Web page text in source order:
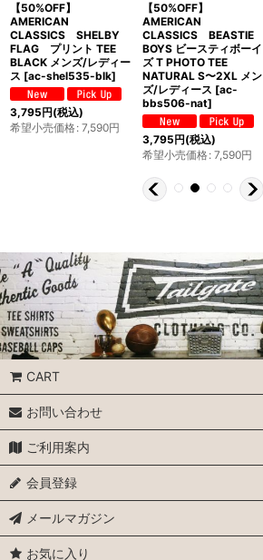
【50%OFF】
AMERICAN
CLASSICS SHELBY
FLAG プリント TEE
BLACK メンズ/レディー
ス [ac-shel535-blk]
3,795円(税込)
希望小売価格: 7,590円
【50%OFF】
AMERICAN
CLASSICS BEASTIE
BOYS ビースティボーイ
ズ T PHOTO TEE
NATURAL S〜2XL メン
ズ/レディース [ac-
bbs506-nat]
3,795円(税込)
希望小売価格: 7,590円
CART
お問い合わせ
ご利用案内
会員登録
メールマガジン
お気に入り